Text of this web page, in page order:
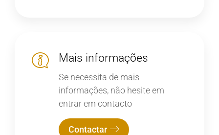
Mais informações
Se necessita de mais
informações, não hesite em
entrar em contacto
Contactar